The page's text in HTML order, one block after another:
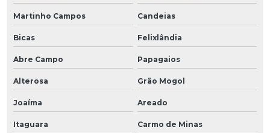
Martinho Campos Candeias
Bicas Felixlândia
Abre Campo Papagaios
Alterosa Grão Mogol
Joaíma Areado
Itaguara Carmo de Minas